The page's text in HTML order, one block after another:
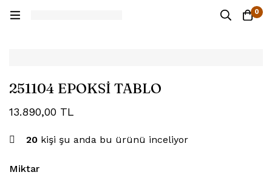
0
251104 EPOKSİ TABLO
13.890,00 TL
20 kişi şu anda bu ürünü inceliyor
Miktar